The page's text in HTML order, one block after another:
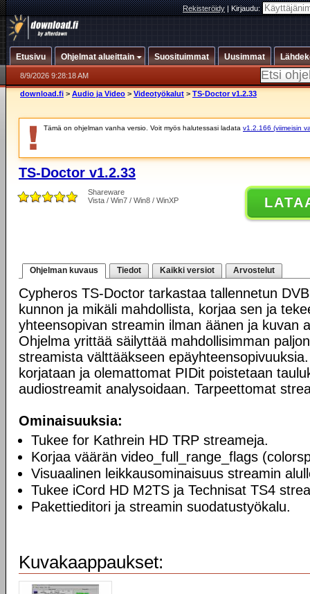
Rekisteröidy|Kirjaudu:
Etusivu Ohjelmat alueittain Suosituimmat Uusimmat
8/9/2026 9:28:18 AM
download.fi > Audio ja Video > Videotyökalut > TS-Doctor v1.2.33
Tämä on ohjelman vanha versio. Voit myös halutessasi ladata v1.2.166 (viimeisin
TS-Doctor v1.2.33
Shareware
Vista / Win7 / Win8 / WinXP
Ohjelman kuvaus Tiedot Kaikki versiot Arvostelut
Cypheros TS-Doctor tarkastaa tallennetun
kunnon ja mikäli mahdollista, korjaa sen ja
yhteensopivan streamin ilman äänen ja kuvan
Ohjelma yrittää säilyttää mahdollisimman
streamista välttääkseen
korjataan ja olemattomat PIDit poistetaan
audiostreamit analysoidaan. Tarpeettomat
Ominaisuuksia:
Tukee for Kathrein HD TRP streameja.
Korjaa väärän video_full_range_flags
Visuaalinen leikkausominaisuus streamin
Tukee iCord HD M2TS ja Technisat TS4
Pakettieditori ja streamin suodatustyökalu.
Kuvakaappaukset: